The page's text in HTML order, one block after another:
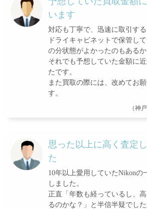
います
対応も丁寧で、迅速に取引する
ドライキャビネットで保管し
の分状態がよかったのもあるか
それでも予想していた金額に
たです。
また買取の際には、改めてお
す。
（神
思った以上に高く査定
た
10年以上愛用していたNikonの
しました。
正直「年数も経っているし、
るのかな？」と半信半疑でした